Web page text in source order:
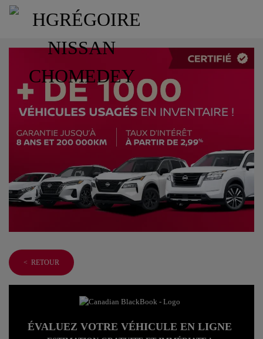
< RETOUR
ÉVALUEZ VOTRE VÉHICULE EN LIGNE